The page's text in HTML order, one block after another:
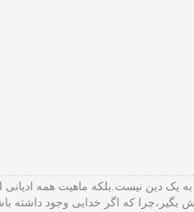
یک دین نیست.بلکه ماهیت همه
که اگر خدایی وجود داشته